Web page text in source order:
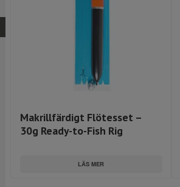
Makrillfärdigt Flötesset –
30g Ready-to-Fish Rig
LÄS MER